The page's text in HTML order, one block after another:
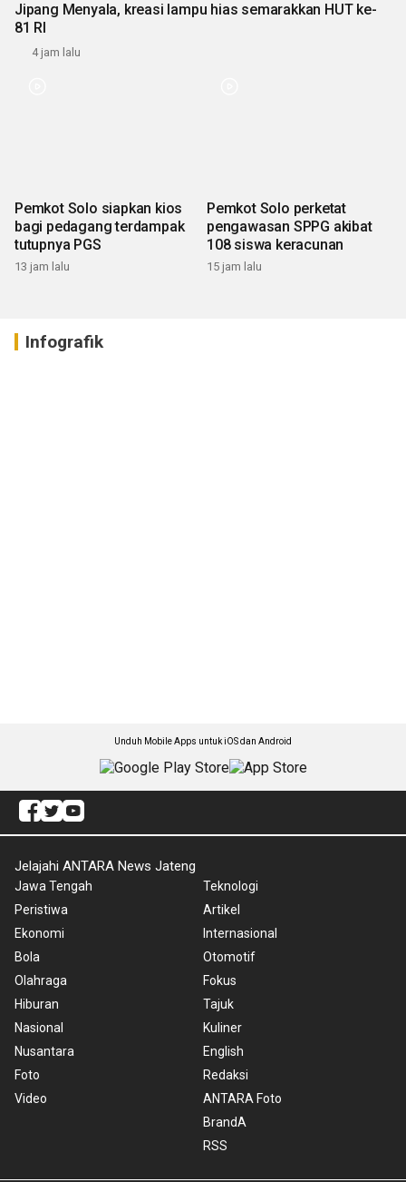
Jipang Menyala, kreasi lampu hias semarakkan HUT ke-
81 RI
4 jam lalu
Pemkot Solo siapkan kios
bagi pedagang terdampak
tutupnya PGS
13 jam lalu
Pemkot Solo perketat
pengawasan SPPG akibat
108 siswa keracunan
15 jam lalu
Infografik
Unduh Mobile Apps untuk iOS dan Android
Jelajahi ANTARA News Jateng
Jawa Tengah
Peristiwa
Ekonomi
Bola
Olahraga
Hiburan
Nasional
Nusantara
Foto
Video
Teknologi
Artikel
Internasional
Otomotif
Fokus
Tajuk
Kuliner
English
Redaksi
ANTARA Foto
BrandA
RSS